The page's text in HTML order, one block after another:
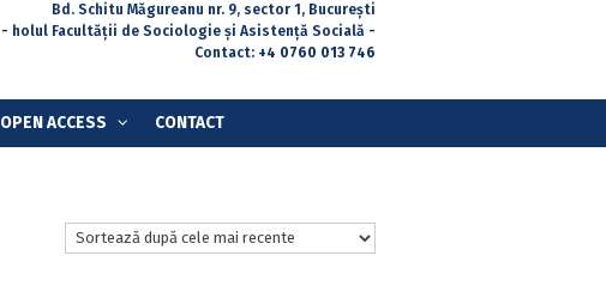
Bd. Schitu Măgureanu nr. 9, sector 1, București
- holul Facultății de Sociologie și Asistență Socială -
Contact: +4 0760 013 746
OPEN ACCESS CONTACT